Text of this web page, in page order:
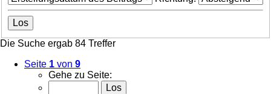
Die Suche ergab 84 Treffer
Seite 1 von 9
Gehe zu Seite: